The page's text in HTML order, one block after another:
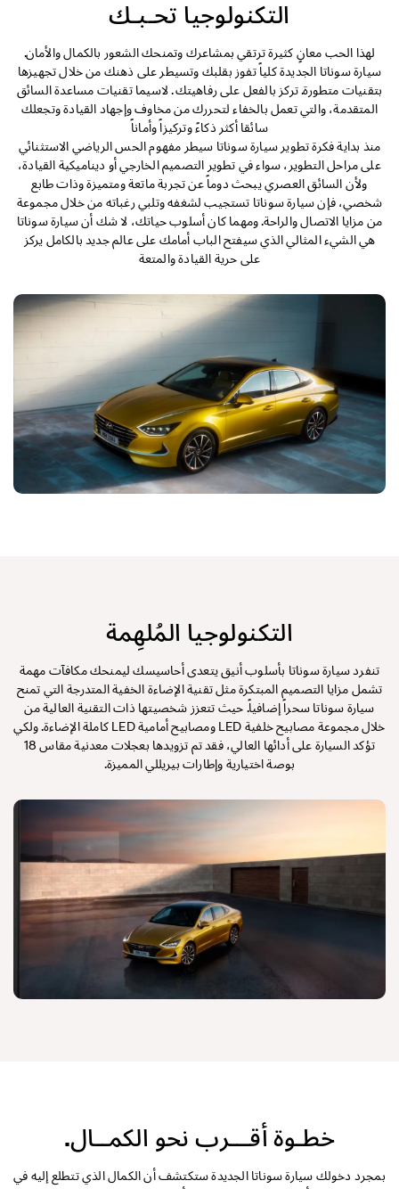
التصميم الداخلي
الأداء
الراحة
المواصفات
التكنولوجيا تحـبـك
لهذا الحب معانٍ كثيرة ترتقي بمشاعرك وتمنحك الشعور بالكمال والأمان.
سيارة سوناتا الجديدة كلياً تفوز بقلبك وتسيطر على ذهنك من خلال تجهيزها
بتقنيات متطورة. تركز بالفعل على رفاهيتك . لاسيما تقنيات مساعدة السائق
المتقدمة، والتي تعمل بالخفاء لتحررك من مخاوف وإجهاد القيادة وتجعلك
سائقا أكثر ذكاءً وتركيزاً وأماناً
منذ بداية فكرة تطوير سيارة سوناتا سيطر مفهوم الحس الرياضي الاستثنائي
على مراحل التطوير، سواء في تطوير التصميم الخارجي أو ديناميكية القيادة،
ولأن السائق العصري يبحث دوماً عن تجربة ماتعة ومتميزة وذات طابع
شخصي، فإن سيارة سوناتا تستجيب لشغفه وتلبي رغباته من خلال مجموعة
من مزايا الاتصال والراحة. ومهما كان أسلوب حياتك، لا شك أن سيارة سوناتا
هي الشيء المثالي الذي سيفتح الباب أمامك على عالم جديد بالكامل يركز
على حرية القيادة والمتعة
التكنولوجيا المُلهِمة
تنفرد سيارة سوناتا بأسلوب أنيق يتعدى أحاسيسك ليمنحك مكافآت مهمة
تشمل مزايا التصميم المبتكرة مثل تقنية الإضاءة الخفية المتدرجة التي تمنح
سيارة سوناتا سحراً إضافياً. حيث تتعزز شخصيتها ذات التقنية العالية من
خلال مجموعة مصابيح خلفية LED ومصابيح أمامية LED كاملة الإضاءة. ولكي
تؤكد السيارة على أدائها العالي، فقد تم تزويدها بعجلات معدنية مقاس 18
بوصة اختيارية وإطارات بيريللي المميزة.
خطـوة أقـــرب نحو الكمــال.
بمجرد دخولك سيارة سوناتا الجديدة ستكتشف أن الكمال الذي تتطلع إليه في